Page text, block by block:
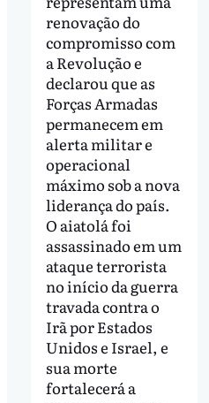
renovação do
compromisso com
a Revolução e
declarou que as
Forças Armadas
permanecem em
alerta militar e
operacional
máximo sob a nova
liderança do país.
O aiatolá foi
assassinado em um
ataque terrorista
no início da guerra
travada contra o
Irã por Estados
Unidos e Israel, e
sua morte
fortalecerá a